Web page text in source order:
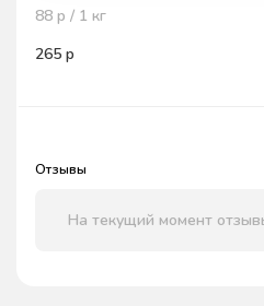
88 р / 1 кг
265 р
Отзывы
На текущий момент